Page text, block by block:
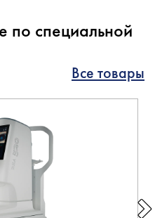
по специальной
Все товары